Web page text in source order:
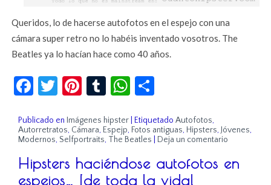
Queridos, lo de hacerse autofotos en el espejo con una
cámara super retro no lo habéis inventado vosotros. The
Beatles ya lo hacían hace como 40 años.
Facebook
Twitter
Pinterest
TumblrWhatsApp
Publicado en Imágenes hipster Etiquetado Autofotos,
Autorretratos, Cámara, Espejp, Fotos antiguas, Hipsters, Jóvenes,
Modernos, Selfportraits, The Beatles Deja un comentario
Hipsters haciéndose autofotos en
espejos… ¡de toda la vida!